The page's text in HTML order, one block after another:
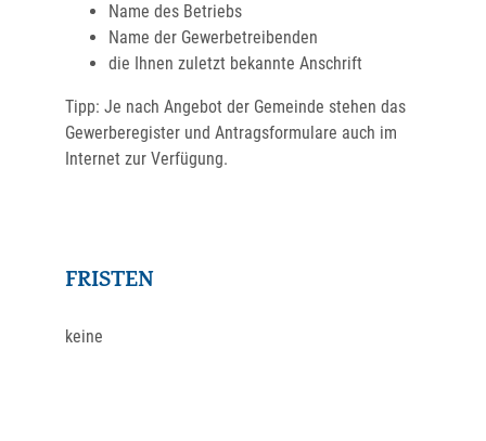
Name des Betriebs
Name der Gewerbetreibenden
die Ihnen zuletzt bekannte Anschrift
Tipp: Je nach Angebot der Gemeinde stehen das
Gewerberegister und Antragsformulare auch im
Internet zur Verfügung.
FRISTEN
keine